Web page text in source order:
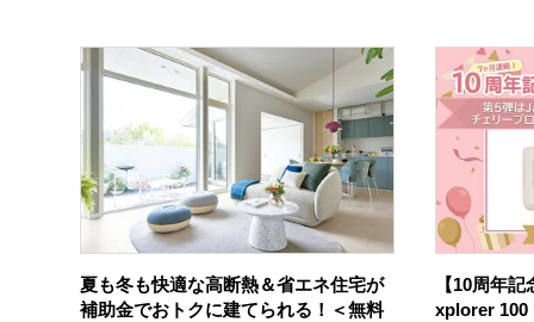
夏も冬も快適な高断熱＆省エネ住宅が
補助金でおトクに建てられる！＜無料
【10周年
xplorer 100